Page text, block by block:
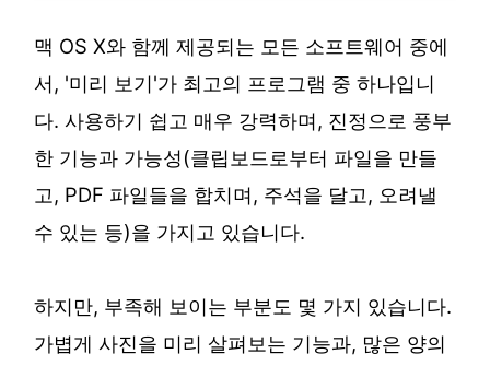
맥 OS X와​​ 함께 제공되는 모든 소프트웨어 중에
서, '미리 보기'가 최고의 프로그램 중 하나입니
다. 사용하기 쉽고 매우 강력하며, 진정으로 풍부
한 기능과 가능성(클립보드로부터 파일을 만들
고, PDF 파일들을 합치며, 주석을 달고, 오려낼
수 있는 등)을 가지고 있습니다.
하지만, 부족해 보이는 부분도 몇 가지 있습니다.
가볍게 사진을 미리 살펴보는 기능과, 많은 양의